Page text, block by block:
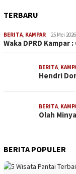
TERBARU
BERITA KAMPAR 25 Mei 2026
Waka DPRD Kampar
BERITA
Hendri
BERITA
Olah
BERITA POPULER